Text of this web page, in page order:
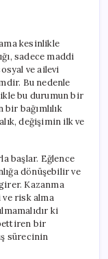
kesinlikle
sadece maddi
ve ailevi
Bu nedenle
bu durumun bir
bağımlılık
değişimin ilk ve
başlar. Eğlence
dönüşebilir ve
Kazanma
ve risk alma
ki
bir
sürecinin